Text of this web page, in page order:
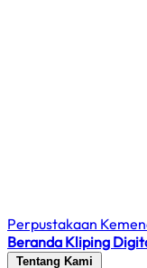
Perpustakaan
Beranda Kliping
Tentang Kami